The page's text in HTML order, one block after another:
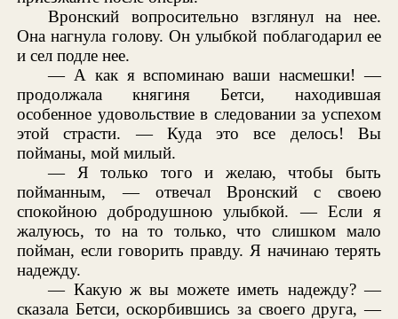
Вронский вопросительно взглянул на нее.
Она нагнула голову. Он улыбкой поблагодарил ее
и сел подле нее.
— А как я вспоминаю ваши насмешки! —
продолжала княгиня Бетси, находившая
особенное удовольствие в следовании за успехом
этой страсти. — Куда это все делось! Вы
пойманы, мой милый.
— Я только того и желаю, чтобы быть
пойманным, — отвечал Вронский с своею
спокойною добродушною улыбкой. — Если я
жалуюсь, то на то только, что слишком мало
пойман, если говорить правду. Я начинаю терять
надежду.
— Какую ж вы можете иметь надежду? —
сказала Бетси, оскорбившись за своего друга, —